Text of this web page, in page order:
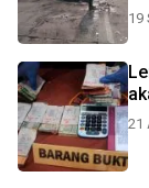
19
21